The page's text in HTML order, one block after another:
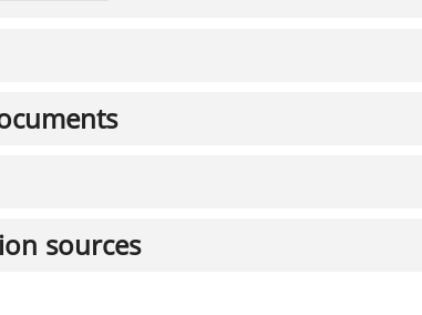
sources